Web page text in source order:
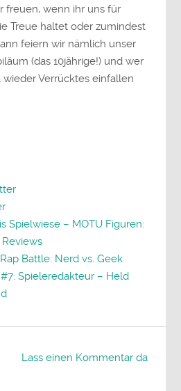
freuen, wenn ihr uns für
Treue haltet oder zumindest
feiern wir nämlich unser
(das 10jährige!) und wer
wieder Verrücktes einfallen
Spielwiese – MOTU Figuren:
Battle: Nerd vs. Geek
Spieleredakteur – Held
Lass einen Kommentar da